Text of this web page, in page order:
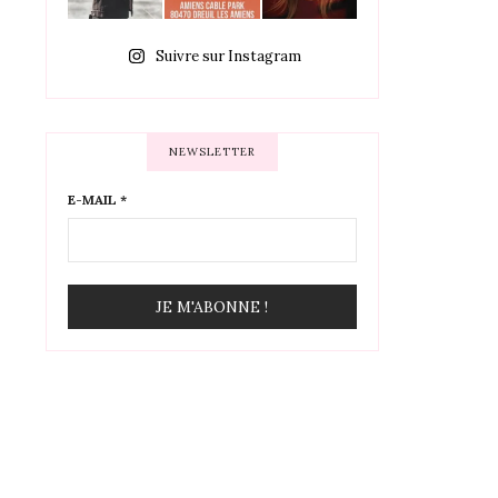
Suivre sur Instagram
NEWSLETTER
E-MAIL *